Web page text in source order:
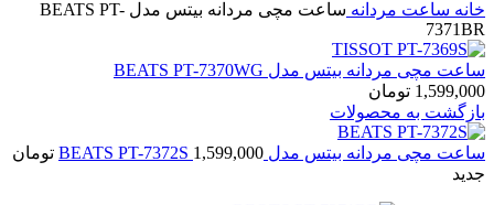
خانه ساعت مردانه
ساعت مچی مردانه بیتس مدل BEATS PT-
7371BR
ساعت مچی مردانه بیتس مدل BEATS PT-7370WG
1,599,000 تومان
بازگشت به محصولات
ساعت مچی مردانه بیتس مدل BEATS PT-7372S 1,599,000
تومان
جدید